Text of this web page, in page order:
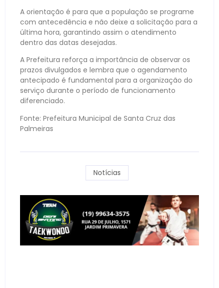
A orientação é para que a população se programe
com antecedência e não deixe a solicitação para a
última hora, garantindo assim o atendimento
dentro das datas desejadas.
A Prefeitura reforça a importância de observar os
prazos divulgados e lembra que o agendamento
antecipado é fundamental para a organização do
serviço durante o período de funcionamento
diferenciado.
Fonte: Prefeitura Municipal de Santa Cruz das
Palmeiras
Notícias